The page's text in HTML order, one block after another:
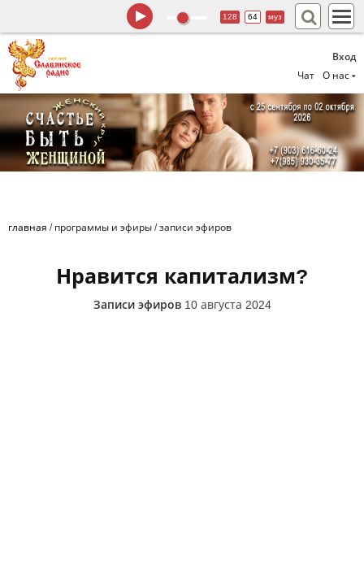
Вход
Чат
О нас
128 64 муз
главная / программы и эфиры /записи эфиров
Нравится капитализм?
Записи эфиров 10 августа 2024